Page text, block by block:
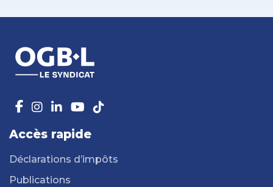
Accès rapide
Déclarations d’impôts
Publications